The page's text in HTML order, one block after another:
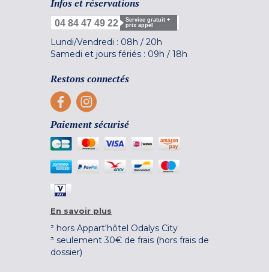
Infos et réservations
04 84 47 49 22
Service gratuit +
prix appel
Lundi/Vendredi : 08h / 20h
Samedi et jours fériés : 09h / 18h
Restons connectés
Paiement sécurisé
En savoir plus
² hors Appart'hôtel Odalys City
³ seulement 30€ de frais (hors frais de
dossier)